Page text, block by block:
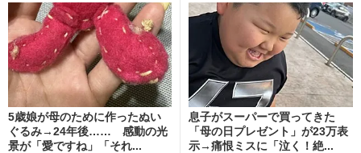
5歳娘が母のために作ったぬい
ぐるみ→24年後…… 感動の光
景が「愛ですね」「それ...
息子がスーパーで買ってきた
「母の日プレゼント」が23万表
示→痛恨ミスに「泣く！絶...